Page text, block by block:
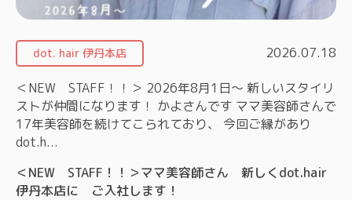
dot. hair 伊丹本店 2026.07.18
＜NEW STAFF！！＞ 2026年8月1日～ 新しいスタイリ
ストが仲間になります！ かよさんです ママ美容師さんで
17年美容師を続けてこられており、 今回ご縁があり
dot.h...
＜NEW STAFF！！＞ママ美容師さん 新しくdot.hair
伊丹本店に ご入社します！